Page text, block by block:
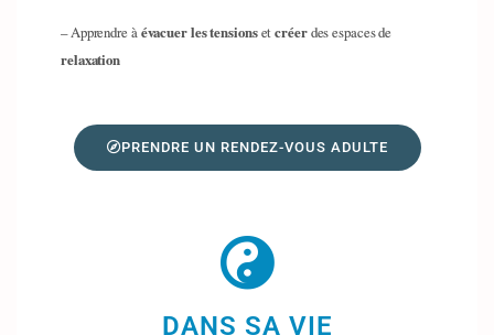
– Apprendre àévacuer les tensionsetcréerdes espaces de
relaxation
PRENDRE UN RENDEZ-VOUS ADULTE
DANS SA VIE